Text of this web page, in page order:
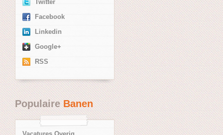
Twitter
Facebook
Linkedin
Google+
RSS
PopulaireBanen